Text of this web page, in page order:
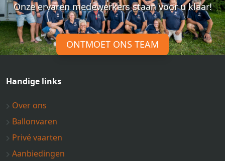
Onze ervaren medewerkers staan voor u klaar!
ONTMOET ONS TEAM
Handige links
Over ons
Ballonvaren
Privé vaarten
Aanbiedingen